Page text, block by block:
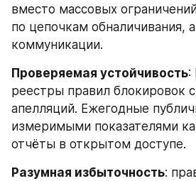
вместо массовых
по цепочкам обналичивания,
коммуникации.
Проверяемая устойчивость:
реестры правил блокировок
апелляций. Ежегодные
измеримыми показателями
отчёты в открытом доступе.
Разумная избыточность: